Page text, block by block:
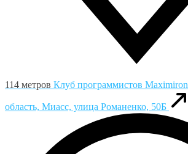
114 метров Клуб программистов Maximiron
область, Миасс, улица Романенко, 50Б